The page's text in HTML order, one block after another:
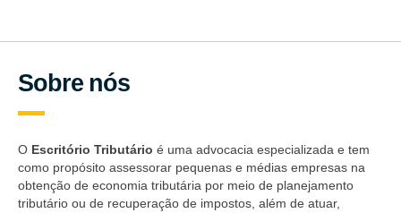
Sobre nós
O Escritório Tributário é uma advocacia especializada e tem
como propósito assessorar pequenas e médias empresas na
obtenção de economia tributária por meio de planejamento
tributário ou de recuperação de impostos, além de atuar,